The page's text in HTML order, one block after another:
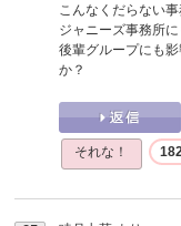
こんなくだらない
ジャニーズ事務所に
後輩グループにも
か？
それな！ 182